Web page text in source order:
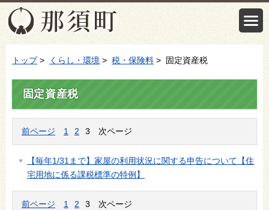
トップ> くらし・環境 > 税・保険料 > 固定資産税
固定資産税
前ページ 1 2 3 次ページ
【毎年1/31まで】家屋の利用状況に関する申告について【住
宅用地に係る課税標準の特例】
前ページ 1 2 3 次ページ